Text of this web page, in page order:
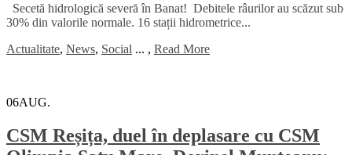
Secetă hidrologică severă în Banat! Debitele râurilor au scăzut sub
30% din valorile normale. 16 stații hidrometrice...
Actualitate, News, Social ... , Read More
06AUG.
CSM Reșița, duel în deplasare cu CSM